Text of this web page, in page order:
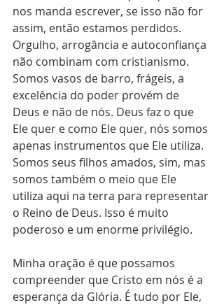
nos manda escrever, se isso não for
assim, então estamos perdidos.
Orgulho, arrogância e autoconfiança
não combinam com cristianismo.
Somos vasos de barro, frágeis, a
excelência do poder provém de
Deus e não de nós. Deus faz o que
Ele quer e como Ele quer, nós somos
apenas instrumentos que Ele utiliza.
Somos seus filhos amados, sim, mas
somos também o meio que Ele
utiliza aqui na terra para representar
o Reino de Deus. Isso é muito
poderoso e um enorme privilégio.
Minha oração é que possamos
compreender que Cristo em nós é a
esperança da Glória. É tudo por Ele,